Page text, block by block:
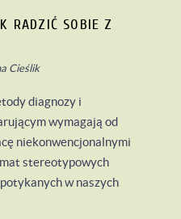
RADZIĆ SOBIE Z
Cieślik
diagnozy i
wymagają od
niekonwencjonalnymi
stereotypowych
w naszych